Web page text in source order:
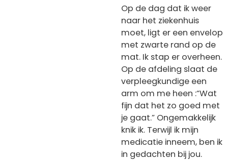
Op de dag dat ik weer
naar het ziekenhuis
moet, ligt er een envelop
met zwarte rand op de
mat. Ik stap er overheen.
Op de afdeling slaat de
verpleegkundige een
arm om me heen :“Wat
fijn dat het zo goed met
je gaat.” Ongemakkelijk
knik ik. Terwijl ik mijn
medicatie inneem, ben ik
in gedachten bij jou.